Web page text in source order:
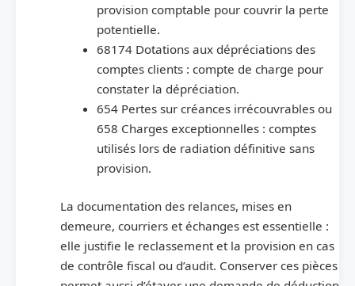
provision comptable pour couvrir la perte
potentielle.
68174 Dotations aux dépréciations des
comptes clients : compte de charge pour
constater la dépréciation.
654 Pertes sur créances irrécouvrables ou
658 Charges exceptionnelles : comptes
utilisés lors de radiation définitive sans
provision.
La documentation des relances, mises en
demeure, courriers et échanges est essentielle :
elle justifie le reclassement et la provision en cas
de contrôle fiscal ou d’audit. Conserver ces pièces